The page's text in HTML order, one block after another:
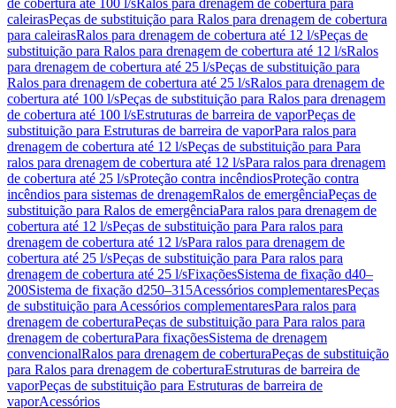
de cobertura até 100 l/sRalos para drenagem de cobertura para
caleirasPeças de substituição para Ralos para drenagem de cobertura
para caleirasRalos para drenagem de cobertura até 12 l/sPeças de
substituição para Ralos para drenagem de cobertura até 12 l/sRalos
para drenagem de cobertura até 25 l/sPeças de substituição para
Ralos para drenagem de cobertura até 25 l/sRalos para drenagem de
cobertura até 100 l/sPeças de substituição para Ralos para drenagem
de cobertura até 100 l/sEstruturas de barreira de vaporPeças de
substituição para Estruturas de barreira de vaporPara ralos para
drenagem de cobertura até 12 l/sPeças de substituição para Para
ralos para drenagem de cobertura até 12 l/sPara ralos para drenagem
de cobertura até 25 l/sProteção contra incêndiosProteção contra
incêndios para sistemas de drenagemRalos de emergênciaPeças de
substituição para Ralos de emergênciaPara ralos para drenagem de
cobertura até 12 l/sPeças de substituição para Para ralos para
drenagem de cobertura até 12 l/sPara ralos para drenagem de
cobertura até 25 l/sPeças de substituição para Para ralos para
drenagem de cobertura até 25 l/sFixaçõesSistema de fixação d40–
200Sistema de fixação d250–315Acessórios complementaresPeças
de substituição para Acessórios complementaresPara ralos para
drenagem de coberturaPeças de substituição para Para ralos para
drenagem de coberturaPara fixaçõesSistema de drenagem
convencionalRalos para drenagem de coberturaPeças de substituição
para Ralos para drenagem de coberturaEstruturas de barreira de
vaporPeças de substituição para Estruturas de barreira de
vaporAcessórios